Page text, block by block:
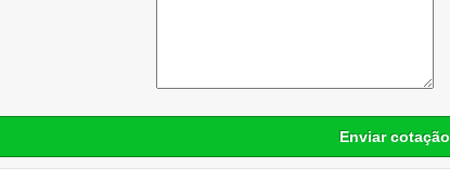
Enviar cotação